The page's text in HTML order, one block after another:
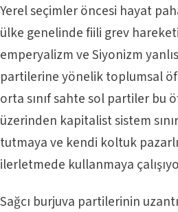
Yerel seçimler öncesi hayat
ülke genelinde fiili grev
emperyalizm ve Siyonizm
partilerine yönelik toplumsal
orta sınıf sahte sol partiler bu
üzerinden kapitalist sistem
tutmaya ve kendi koltuk
ilerletmede kullanmaya
Sağcı burjuva partilerinin